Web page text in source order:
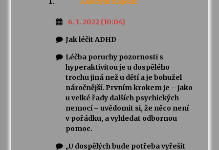
6. 1. 2022 (10:04)
Jak léčit ADHD
Léčba poruchy pozornosti s
hyperaktivitou je u dospělého
trochu jiná než u dětí a je bohužel
náročnější. Prvním krokem je – jako
u velké řady dalších psychických
nemocí – uvědomit si, že něco není
v pořádku, a vyhledat odbornou
pomoc.
„U dospělých bude potřeba vyřešit